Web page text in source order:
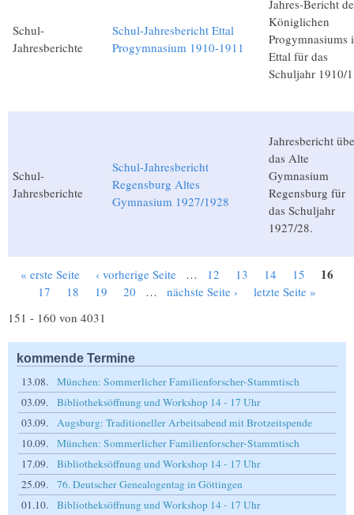
Schul-
Jahresberichte
Schul-Jahresbericht Ettal
Progymnasium 1910-1911
Jahres-Bericht
Königlichen
Progymnasiums
Ettal für das
Schuljahr 1910/
Schul-
Jahresberichte
Schul-Jahresbericht
Regensburg Altes
Gymnasium 1927/1928
Jahresbericht
das Alte
Gymnasium
Regensburg für
das Schuljahr
1927/28.
Seiten
« erste Seite ‹ vorherige Seite … 12 13 14 15 16
17 18 19 20 … nächste Seite ›
letzte Seite »
151 - 160 von 4031
kommende Termine
13.08.
München: Sommerlicher Familienforscher-Stammtisch
03.09.
Bibliotheksöffnung und Workshop 14 - 17 Uhr
03.09.
Augsburg: Traditioneller Arbeitsabend mit Brotzeitspende
10.09.
München: Sommerlicher Familienforscher-Stammtisch
17.09.
Bibliotheksöffnung und Workshop 14 - 17 Uhr
25.09.
76. Deutscher Genealogentag in Göttingen
01.10.
Bibliotheksöffnung und Workshop 14 - 17 Uhr